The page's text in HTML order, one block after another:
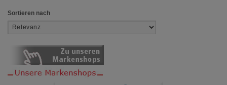
Sortieren nach